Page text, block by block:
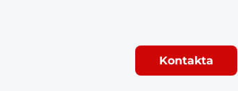
Kontakta